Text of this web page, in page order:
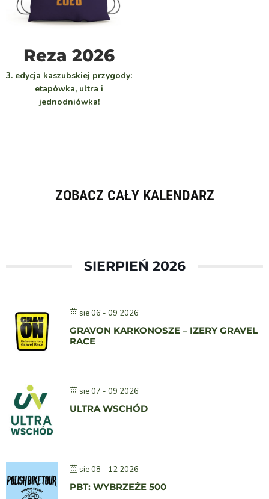
WYBIERZ
Reza 2026
3. edycja kaszubskiej przygody:
etapówka, ultra i
jednodniówka!
ZOBACZ CAŁY KALENDARZ
SIERPIEŃ 2026
sie 06 - 09 2026
GRAVON KARKONOSZE – IZERY GRAVEL
RACE
sie 07 - 09 2026
ULTRA WSCHÓD
sie 08 - 12 2026
PBT: WYBRZEŻE 500